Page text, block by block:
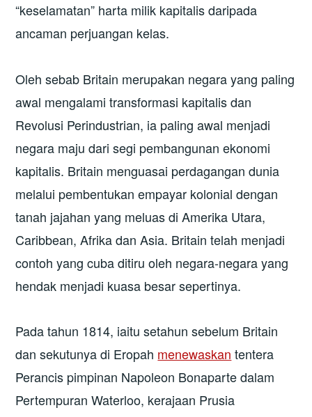
“keselamatan” harta milik kapitalis daripada
ancaman perjuangan kelas.
Oleh sebab Britain merupakan negara yang paling
awal mengalami transformasi kapitalis dan
Revolusi Perindustrian, ia paling awal menjadi
negara maju dari segi pembangunan ekonomi
kapitalis. Britain menguasai perdagangan dunia
melalui pembentukan empayar kolonial dengan
tanah jajahan yang meluas di Amerika Utara,
Caribbean, Afrika dan Asia. Britain telah menjadi
contoh yang cuba ditiru oleh negara-negara yang
hendak menjadi kuasa besar sepertinya.
Pada tahun 1814, iaitu setahun sebelum Britain
dan sekutunya di Eropah menewaskan tentera
Perancis pimpinan Napoleon Bonaparte dalam
Pertempuran Waterloo, kerajaan Prusia